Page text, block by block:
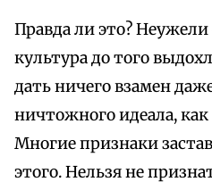
Правда ли это? Неужели
культура до того
дать ничего взамен
ничтожного идеала,
Многие признаки
этого. Нельзя не